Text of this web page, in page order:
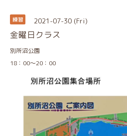
練習 2021-07-30 (Fri)
金曜日クラス
別所沼公園
18：00～20：00